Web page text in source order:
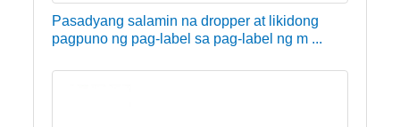
Pasadyang salamin na dropper at likidong
pagpuno ng pag-label sa pag-label ng m ...